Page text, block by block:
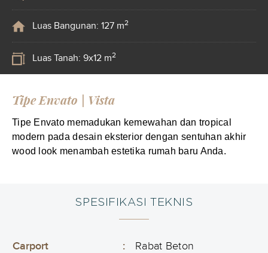
Luas Bangunan: 127 m2
Luas Tanah: 9x12 m2
Tipe Envato | Vista
Tipe Envato memadukan kemewahan dan tropical
modern pada desain eksterior dengan sentuhan akhir
wood look menambah estetika rumah baru Anda.
SPESIFIKASI TEKNIS
Carport :
Rabat Beton